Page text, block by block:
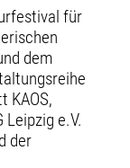
für
dem
KAOS,
Leipzig e.V.
der